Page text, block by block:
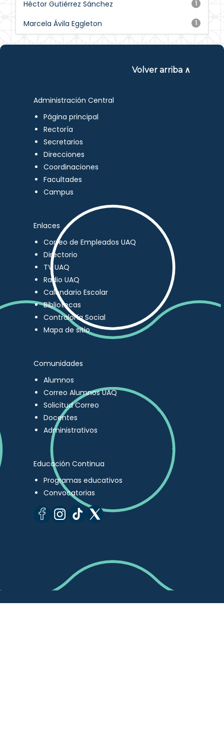
1
Héctor Gutiérrez Sánchez
1
Marcela Ávila Eggleton
Volver arriba ∧
Administración Central
Página principal
Rectoría
Secretarios
Direcciones
Coordinaciones
Facultades
Campus
Enlaces
Correo de Empleados UAQ
Directorio
TV UAQ
Radio UAQ
Calendario Escolar
Bibliotecas
Contraloría Social
Mapa de sitio
Comunidades
Alumnos
Correo Alumnos UAQ
Solicitud Correo
Docentes
Administrativos
Educación Continua
Programas educativos
Convocatorias